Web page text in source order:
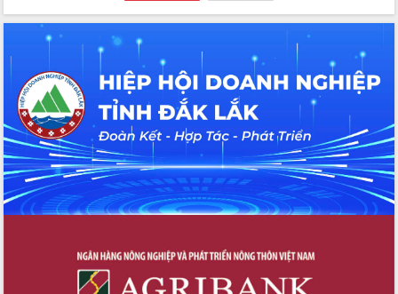
Tập huấn ứng dụng trí tuệ nhân tạo (AI)
trong thương mại điện tử năm 2026
Đoàn đại biểu Quốc hội tỉnh Đắk Lắk
trao đổi thông tin trước Kỳ họp thứ
nhất, Quốc hội khóa XVI
Quyết liệt cải cách hành chính, khơi
thông nguồn lực phát triển
Nâng cao hiệu lực, hiệu quả HĐND
tỉnh thông qua hiện đại hóa hành chính
Xã Ea Phê gắn cải cách hành chính với
chuyển đổi số
Hồ Thị Nguyên Thảo làm việc tại Trung
tâm Phục vụ hành chính công xã Ea